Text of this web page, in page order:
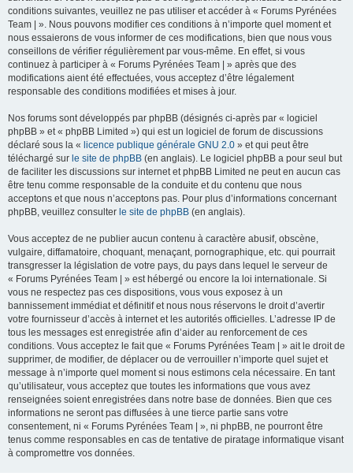
conditions suivantes, veuillez ne pas utiliser et accéder à « Forums Pyrénées
Team | ». Nous pouvons modifier ces conditions à n’importe quel moment et
nous essaierons de vous informer de ces modifications, bien que nous vous
conseillons de vérifier régulièrement par vous-même. En effet, si vous
continuez à participer à « Forums Pyrénées Team | » après que des
modifications aient été effectuées, vous acceptez d’être légalement
responsable des conditions modifiées et mises à jour.
Nos forums sont développés par phpBB (désignés ci-après par « logiciel
phpBB » et « phpBB Limited ») qui est un logiciel de forum de discussions
déclaré sous la « licence publique générale GNU 2.0 » et qui peut être
téléchargé sur le site de phpBB (en anglais). Le logiciel phpBB a pour seul but
de faciliter les discussions sur internet et phpBB Limited ne peut en aucun cas
être tenu comme responsable de la conduite et du contenu que nous
acceptons et que nous n’acceptons pas. Pour plus d’informations concernant
phpBB, veuillez consulter le site de phpBB (en anglais).
Vous acceptez de ne publier aucun contenu à caractère abusif, obscène,
vulgaire, diffamatoire, choquant, menaçant, pornographique, etc. qui pourrait
transgresser la législation de votre pays, du pays dans lequel le serveur de
« Forums Pyrénées Team | » est hébergé ou encore la loi internationale. Si
vous ne respectez pas ces dispositions, vous vous exposez à un
bannissement immédiat et définitif et nous nous réservons le droit d’avertir
votre fournisseur d’accès à internet et les autorités officielles. L’adresse IP de
tous les messages est enregistrée afin d’aider au renforcement de ces
conditions. Vous acceptez le fait que « Forums Pyrénées Team | » ait le droit de
supprimer, de modifier, de déplacer ou de verrouiller n’importe quel sujet et
message à n’importe quel moment si nous estimons cela nécessaire. En tant
qu’utilisateur, vous acceptez que toutes les informations que vous avez
renseignées soient enregistrées dans notre base de données. Bien que ces
informations ne seront pas diffusées à une tierce partie sans votre
consentement, ni « Forums Pyrénées Team | », ni phpBB, ne pourront être
tenus comme responsables en cas de tentative de piratage informatique visant
à compromettre vos données.